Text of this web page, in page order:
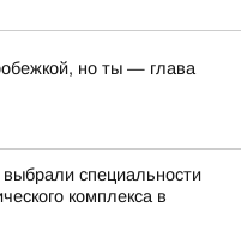
но ты — глава
выбрали специальности
комплекса в